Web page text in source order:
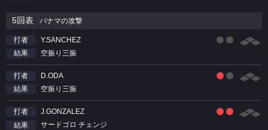
5回表 パナマの攻撃
打者
Y.SANCHEZ
結果
空振り三振
打者
D.ODA
結果
空振り三振
打者
J.GONZALEZ
結果
サードゴロ チェンジ